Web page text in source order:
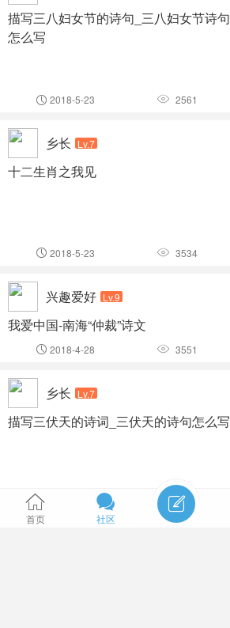
描写三八妇女节的诗句_三八妇女节诗句
怎么写
 2018-5-23  2561
乡长 Lv.7
十二生肖之我见
 2018-5-23  3534
兴趣爱好 Lv.9
我爱中国-南海“仲裁”诗文
 2018-4-28  3551
乡长 Lv.7
描写三伏天的诗词_三伏天的诗句怎么写
  3844

首页

社区
